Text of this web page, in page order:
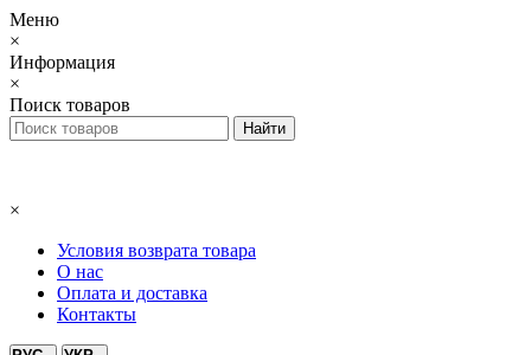
Меню
×
Информация
×
Поиск товаров
×
Условия возврата товара
О нас
Оплата и доставка
Контакты